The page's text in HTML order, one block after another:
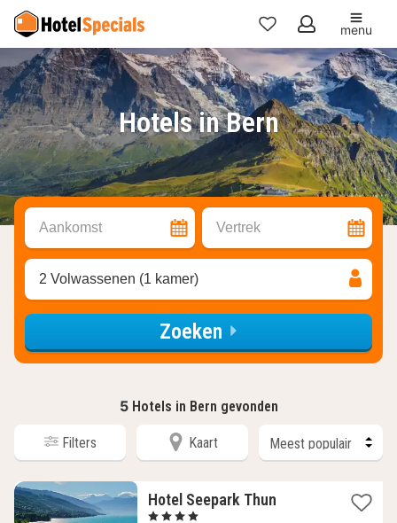
Mijn
favorieten
menu
Hotels in Bern
Aankomst Vertrek
2 Volwassenen (1 kamer)
Zoeken
5 Hotels in Bern gevonden
Filters Kaart
Hotel Seepark Thun1
, 4 Sterren